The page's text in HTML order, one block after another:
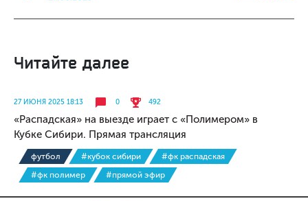
Читайте далее
27 ИЮНЯ 2025 18:13 0 492
«Распадская» на выезде играет с «Полимером» в
Кубке Сибири. Прямая трансляция
футбол #кубок сибири
#фк распадская
#фк полимер
#прямой эфир